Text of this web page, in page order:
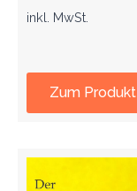
inkl. MwSt.
Zum Produkt